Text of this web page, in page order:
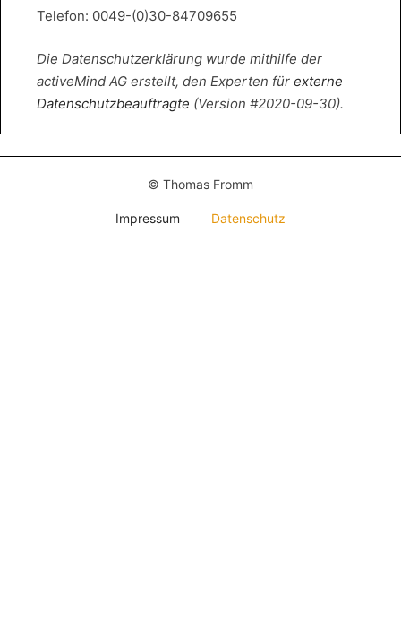
Telefon: 0049-(0)30-84709655
Die Datenschutzerklärung wurde mithilfe der
activeMind AG erstellt, den Experten für externe
Datenschutzbeauftragte (Version #2020-09-30).
© Thomas Fromm
Impressum Datenschutz